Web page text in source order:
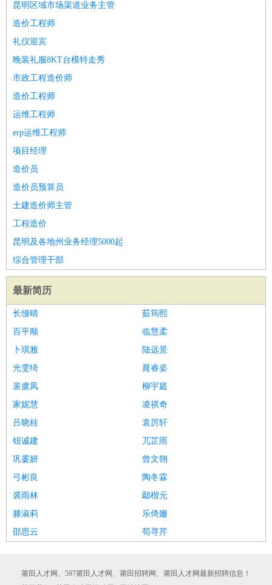
昆明区域市场渠道业务主管
造价工程师
礼仪迎宾
晚装礼服8KT台模特走秀
市政工程造价师
造价工程师
运维工程师
erp运维工程师
项目经理
造价员
造价员预算员
土建造价师主管
工程造价
昆明及各地州业务经理5000起
综合管理干部
最新简历
长缦晴
茹筠熙
百平顺
临慧柔
卜琪雅
陆远景
光雯绮
晁睿姿
裴虞凤
柳宇庭
家妮慧
凌祺奇
吕晓桂
袁厉轩
钮诚建
兀芷雨
巩霎妍
曾文翎
弓彬良
陶冬霖
裘雨林
鄢楷元
滕淑莉
乐倚姗
邵思云
苟寻芹
莆田人才网、597莆田人才网、莆田招聘网、莆田人才网最新招聘信息！